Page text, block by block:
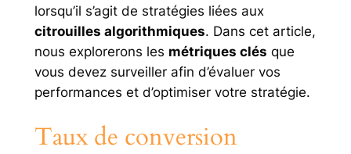
lorsqu’il s’agit de stratégies liées aux
citrouilles algorithmiques. Dans cet article,
nous explorerons les métriques clés que
vous devez surveiller afin d’évaluer vos
performances et d’optimiser votre stratégie.
Taux de conversion